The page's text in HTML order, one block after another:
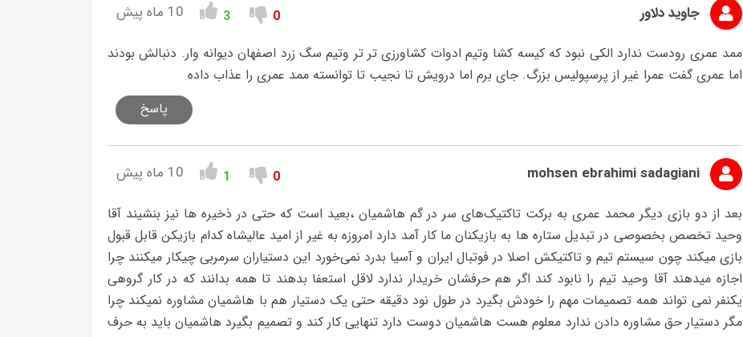
جاوید دلاور 0
3 10 ماه پیش
ممد عمری رودست ندارد الکی نبود که کیسه کشا وتیم ادوات کشاورزی تر تر وتیم سگ زرد اصفهان دیوانه وار. دنبالش بودند
اما عمری گفت عمرا غیر از پرسپولیس بزرگ. جای برم اما درویش تا نجیب تا توانسته ممد عمری را عذاب داده
پاسخ
mohsen ebrahimi sadagiani
0
1 10 ماه پیش
بعد از دو بازی دیگر محمد عمری به برکت تاکتیک‌های سر در گم هاشمیان ،بعید است که حتی در ذخیره ها نیز بنشیند آقا
وحید تخصص بخصوصی در تبدیل ستاره ها به بازیکنان ما کار آمد دارد امروزه به غیر از امید عالیشاه کدام بازیکن قابل قبول
بازی میکند چون سیستم تیم و تاکتیکش اصلا در فوتبال ایران و آسیا بدرد نمی‌خورد ‌این دستیاران سرمربی چیکار میکنند چرا
اجازه میدهند آقا وحید تیم را نابود کند اگر هم حرفشان خریدار ندارد لاقل استعفا بدهند تا همه بدانند که در کار گروهی
یکنفر نمی تواند همه تصمیمات مهم را خودش بگیرد در طول نود دقیقه حتی یک دستیار هم با هاشمیان مشاوره نمیکند چرا
مگر دستیار حق مشاوره دادن ندارد معلوم هست هاشمیان دوست دارد تنهایی کار کند و تصمیم بگیرد هاشمیان باید به حرف